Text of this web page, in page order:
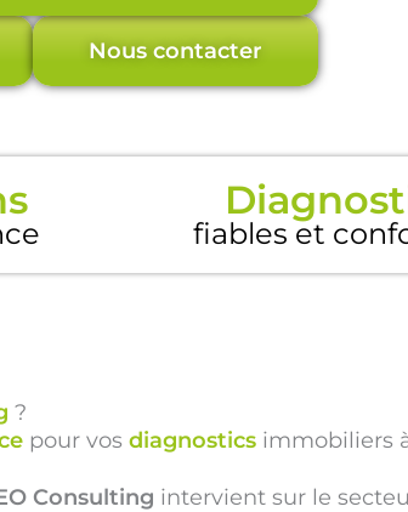
Nous contacter
fiables et
?
pour vos diagnostics immobiliers
Consulting intervient sur le